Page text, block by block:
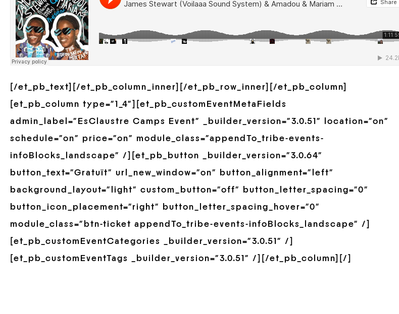
[/et_pb_text][/et_pb_column_inner][/et_pb_row_inner][/et_pb_column]
[et_pb_column type=”1_4″][et_pb_customEventMetaFields
admin_label=”EsClaustre Camps Event” _builder_version=”3.0.51″ location=”on”
schedule=”on” price=”on” module_class=”appendTo_tribe-events-
infoBlocks_landscape” /][et_pb_button _builder_version=”3.0.64″
button_text=”Gratuït” url_new_window=”on” button_alignment=”left”
background_layout=”light” custom_button=”off” button_letter_spacing=”0″
button_icon_placement=”right” button_letter_spacing_hover=”0″
module_class=”btn-ticket appendTo_tribe-events-infoBlocks_landscape” /]
[et_pb_customEventCategories _builder_version=”3.0.51″ /]
[et_pb_customEventTags _builder_version=”3.0.51″ /][/et_pb_column][/]